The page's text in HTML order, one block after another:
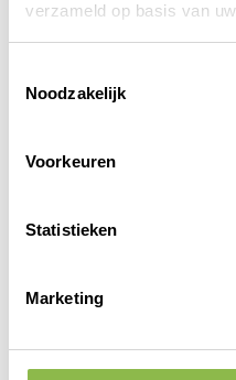
verzameld op basis van
Noodzakelijk
Voorkeuren
Statistieken
Marketing
TypeError: Failed to fetch
Of heb je hulp nodig bij
Recent bekeken